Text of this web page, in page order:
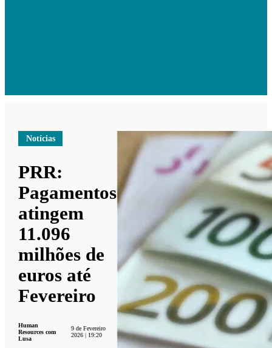
Notícias
PRR:
Pagamentos
atingem
11.096
milhões de
euros até
Fevereiro
Human
Resources com
Lusa
9 de Fevereiro
2026 | 19:20